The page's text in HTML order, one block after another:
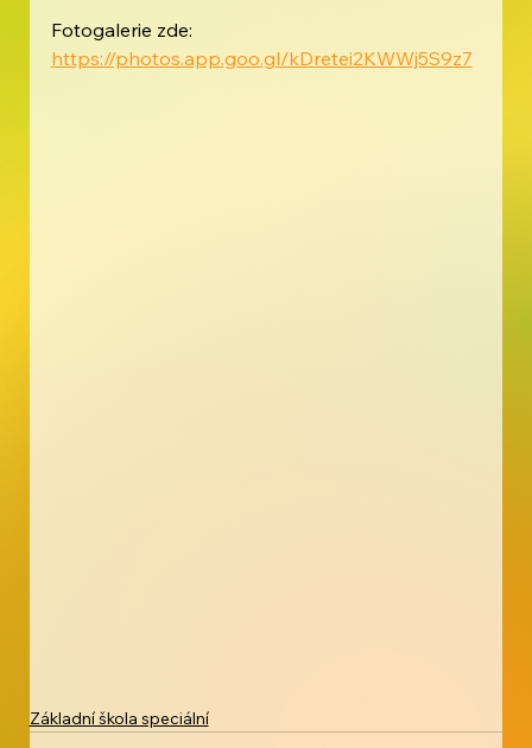
Fotogalerie zde:
https://photos.app.goo.gl/kDretei2KWWj5S9z7
Základní škola speciální